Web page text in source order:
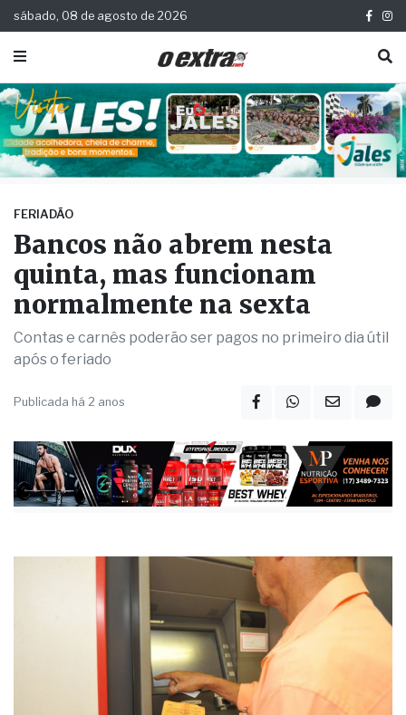
sábado, 08 de agosto de 2026
FERIADÃO
Bancos não abrem nesta
quinta, mas funcionam
normalmente na sexta
Contas e carnês poderão ser pagos no primeiro dia útil
após o feriado
Publicada há 2 anos